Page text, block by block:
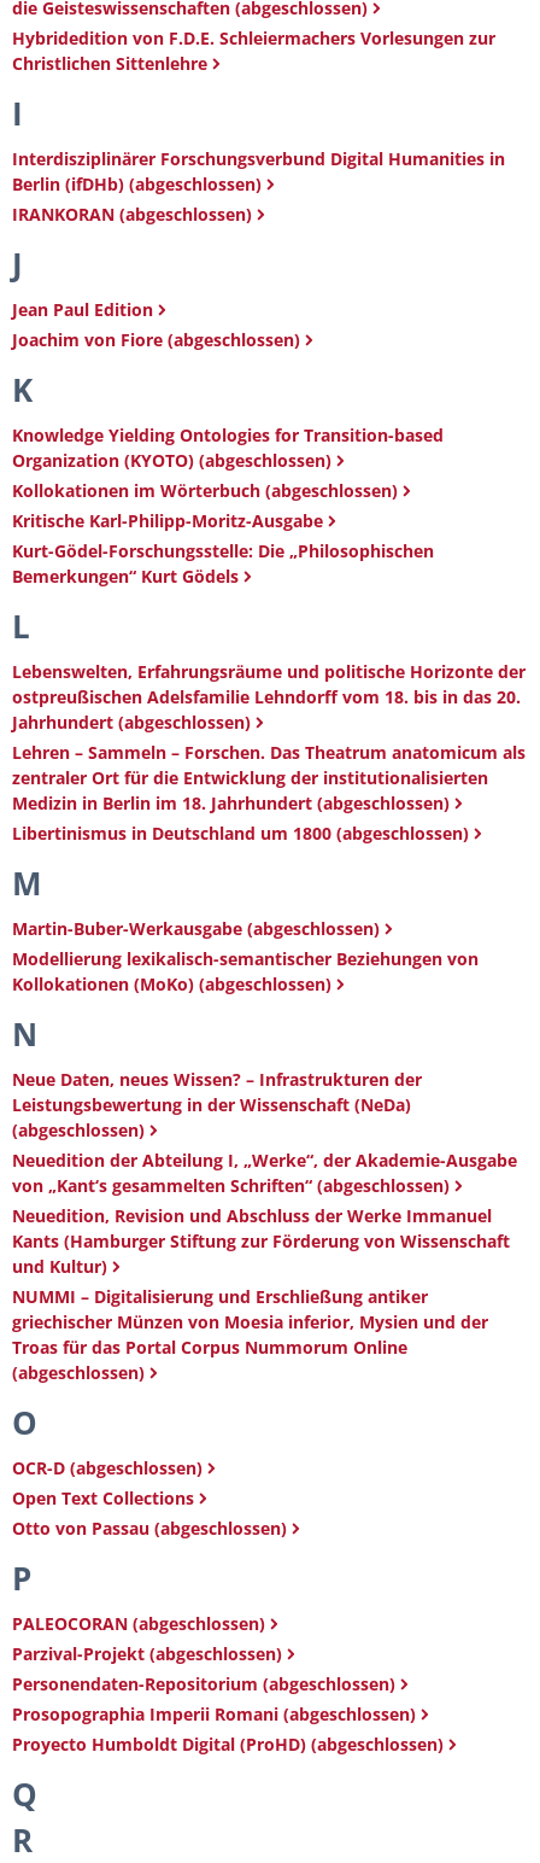
die Geisteswissenschaften (abgeschlossen)
Hybridedition von F.D.E. Schleiermachers Vorlesungen zur
Christlichen Sittenlehre
I
Interdisziplinärer Forschungsverbund Digital Humanities in
Berlin (ifDHb) (abgeschlossen)
IRANKORAN (abgeschlossen)
J
Jean Paul Edition
Joachim von Fiore (abgeschlossen)
K
Knowledge Yielding Ontologies for Transition-based
Organization (KYOTO) (abgeschlossen)
Kollokationen im Wörterbuch (abgeschlossen)
Kritische Karl-Philipp-Moritz-Ausgabe
Kurt-Gödel-Forschungsstelle: Die „Philosophischen
Bemerkungen“ Kurt Gödels
L
Lebenswelten, Erfahrungsräume und politische Horizonte der
ostpreußischen Adelsfamilie Lehndorff vom 18. bis in das 20.
Jahrhundert (abgeschlossen)
Lehren – Sammeln – Forschen. Das Theatrum anatomicum als
zentraler Ort für die Entwicklung der institutionalisierten
Medizin in Berlin im 18. Jahrhundert (abgeschlossen)
Libertinismus in Deutschland um 1800 (abgeschlossen)
M
Martin-Buber-Werkausgabe (abgeschlossen)
Modellierung lexikalisch-semantischer Beziehungen von
Kollokationen (MoKo) (abgeschlossen)
N
Neue Daten, neues Wissen? – Infrastrukturen der
Leistungsbewertung in der Wissenschaft (NeDa)
(abgeschlossen)
Neuedition der Abteilung I, „Werke“, der Akademie-Ausgabe
von „Kant‘s gesammelten Schriften“ (abgeschlossen)
Neuedition, Revision und Abschluss der Werke Immanuel
Kants (Hamburger Stiftung zur Förderung von Wissenschaft
und Kultur)
NUMMI – Digitalisierung und Erschließung antiker
griechischer Münzen von Moesia inferior, Mysien und der
Troas für das Portal Corpus Nummorum Online
(abgeschlossen)
O
OCR-D (abgeschlossen)
Open Text Collections
Otto von Passau (abgeschlossen)
P
PALEOCORAN (abgeschlossen)
Parzival-Projekt (abgeschlossen)
Personendaten-Repositorium (abgeschlossen)
Prosopographia Imperii Romani (abgeschlossen)
Proyecto Humboldt Digital (ProHD) (abgeschlossen)
Q
R